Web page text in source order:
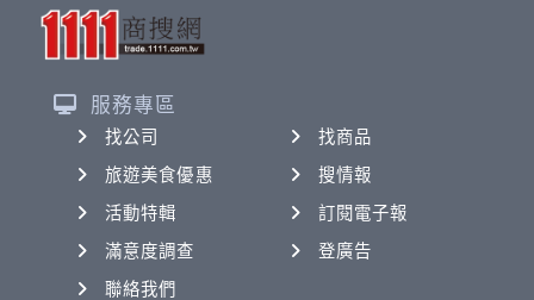
服務專區
找公司
找商品
旅遊美食優惠
搜情報
活動特輯
訂閱電子報
滿意度調查
登廣告
聯絡我們